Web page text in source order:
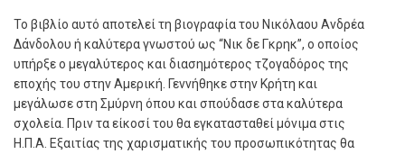
Το βιβλίο αυτό αποτελεί τη βιογραφία του Νικόλαου Ανδρέα
Δάνδολου ή καλύτερα γνωστού ως “Νικ δε Γκρηκ”, ο οποίος
υπήρξε ο μεγαλύτερος και διασημότερος τζογαδόρος της
εποχής του στην Αμερική. Γεννήθηκε στην Κρήτη και
μεγάλωσε στη Σμύρνη όπου και σπούδασε στα καλύτερα
σχολεία. Πριν τα είκοσί του θα εγκατασταθεί μόνιμα στις
Η.Π.Α. Εξαιτίας της χαρισματικής του προσωπικότητας θα